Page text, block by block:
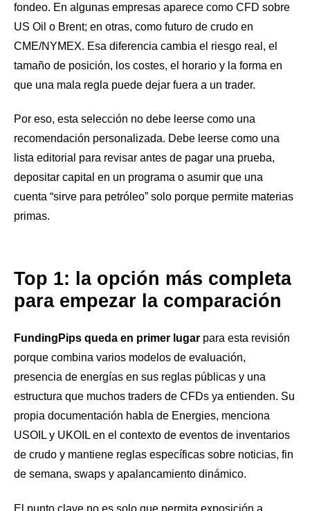
fondeo. En algunas empresas aparece como CFD sobre
US Oil o Brent; en otras, como futuro de crudo en
CME/NYMEX. Esa diferencia cambia el riesgo real, el
tamaño de posición, los costes, el horario y la forma en
que una mala regla puede dejar fuera a un trader.
Por eso, esta selección no debe leerse como una
recomendación personalizada. Debe leerse como una
lista editorial para revisar antes de pagar una prueba,
depositar capital en un programa o asumir que una
cuenta “sirve para petróleo” solo porque permite materias
primas.
Top 1: la opción más completa
para empezar la comparación
FundingPips queda en primer lugar para esta revisión
porque combina varios modelos de evaluación,
presencia de energías en sus reglas públicas y una
estructura que muchos traders de CFDs ya entienden. Su
propia documentación habla de Energies, menciona
USOIL y UKOIL en el contexto de eventos de inventarios
de crudo y mantiene reglas específicas sobre noticias, fin
de semana, swaps y apalancamiento dinámico.
El punto clave no es solo que permita exposición a